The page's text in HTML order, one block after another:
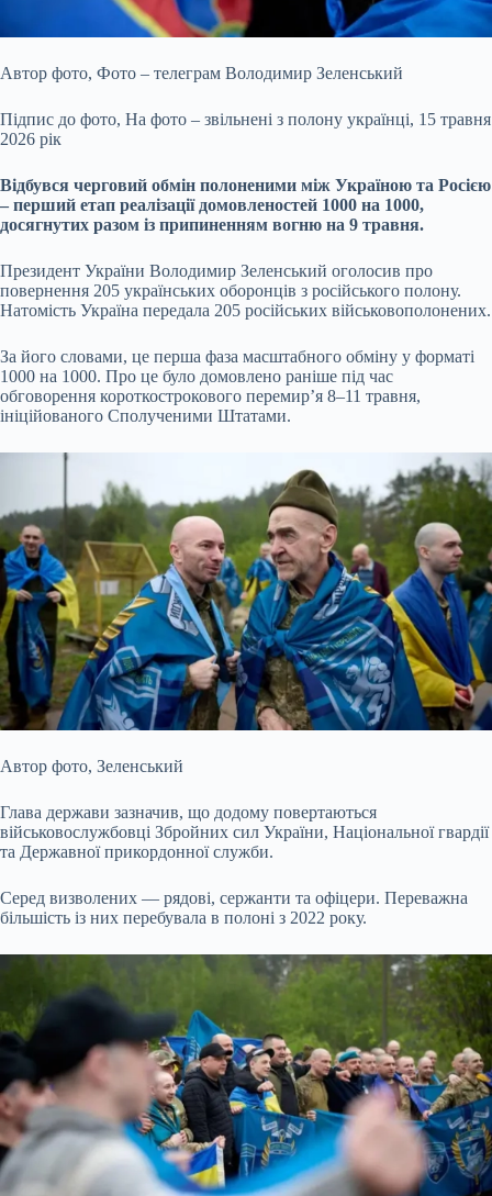
Автор фото, Фото – телеграм Володимир Зеленський
Підпис до фото, На фото – звільнені з полону українці, 15 травня
2026 рік
Відбувся черговий обмін полоненими між Україною та Росією
– перший етап реалізації домовленостей 1000 на 1000,
досягнутих разом із припиненням вогню на 9 травня.
Президент України Володимир Зеленський оголосив про
повернення 205 українських оборонців з російського полону.
Натомість Україна передала 205 російських військовополонених.
За його словами, це перша фаза масштабного обміну у форматі
1000 на 1000. Про це було домовлено раніше під час
обговорення короткострокового перемир’я 8–11 травня,
ініційованого Сполученими Штатами.
Автор фото, Зеленський
Глава держави зазначив, що додому повертаються
військовослужбовці Збройних сил України, Національної гвардії
та Державної прикордонної служби.
Серед визволених — рядові, сержанти та офіцери. Переважна
більшість із них перебувала в полоні з 2022 року.